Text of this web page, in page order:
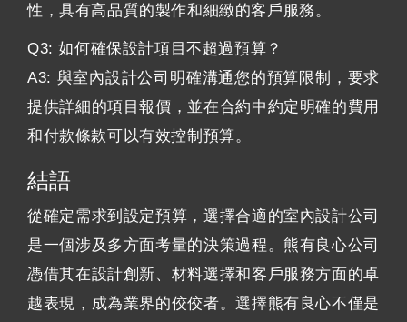
性，具有高品質的製作和細緻的客戶服務。
Q3: 如何確保設計項目不超過預算？
A3: 與室內設計公司明確溝通您的預算限制，要求
提供詳細的項目報價，並在合約中約定明確的費用
和付款條款可以有效控制預算。
結語
從確定需求到設定預算，選擇合適的室內設計公司
是一個涉及多方面考量的決策過程。熊有良心公司
憑借其在設計創新、材料選擇和客戶服務方面的卓
越表現，成為業界的佼佼者。選擇熊有良心不僅是